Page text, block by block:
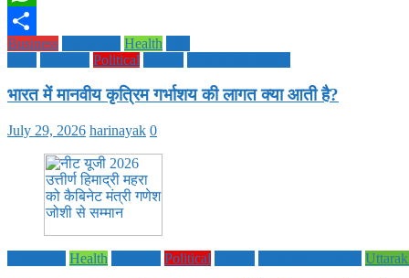
WhatsApp
Share
Business Health
Political
भारत में मानवीय कृत्रिम गर्भाशय की लागत क्या आती है?
July 29, 2026 harinayak 0
Health Political